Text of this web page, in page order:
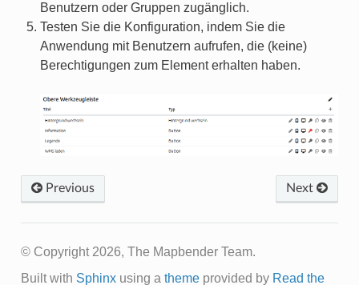
Benutzern oder Gruppen zugänglich.
Testen Sie die Konfiguration, indem Sie die
Anwendung mit Benutzern aufrufen, die (keine)
Berechtigungen zum Element erhalten haben.
Previous Next
© Copyright 2026, The Mapbender Team.
Built with Sphinxusing a themeprovided by Read the